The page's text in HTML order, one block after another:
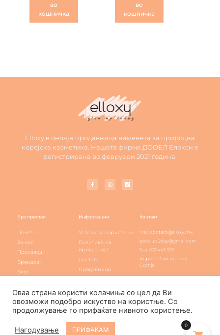
во
кошничка
во
кошничка
Elloxy е онлајн продавница наменета за природна
корејска козметика. Нашата фирма ДООЕЛ Елокси е
регистрирана во февруари 2021 година.
Брз пристап
Почетна
За нас
Производи
Брендови
Блог
Информации
Услови за користење
Политика на
приватност
Достава
Продавници
Контакт
Mail: contact@elloxy.mk
glow.up.2day@gmail.com
Тел: 071 443 305
Адреса: Рамстор мол,
Скопје
Elloxy Cosmetic © All rights reserved
Оваа страна користи колачиња со цел да Ви
овозможи подобро искуство на користње. Со
продолжување го прифаќате нивното користење.
Нагодување ПРИФАЌАМ
0